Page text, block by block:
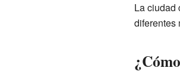
La ciudad
diferentes